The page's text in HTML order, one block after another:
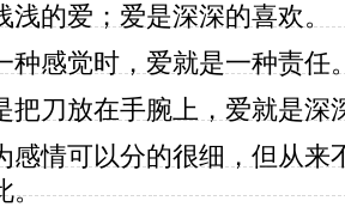
的爱；爱是深深的喜欢。
感觉时，爱就是一种责任
刀放在手腕上，爱就是深
情可以分的很细，但从来
。